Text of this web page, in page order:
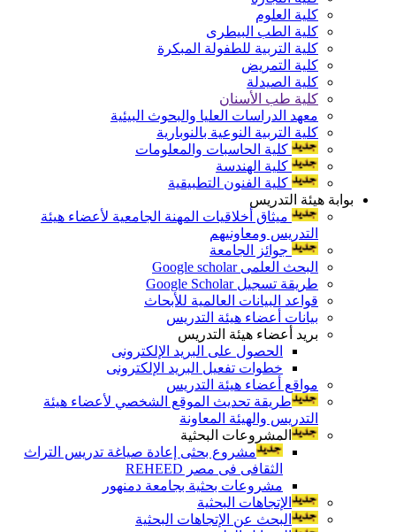
كلية العلوم
كلية الطب البيطرى
كلية التربية للطفولة المبكرة
كلية التمريض
كلية الصيدلة
كلية طب الأسنان
معهد الدراسات العليا والبحوث البيئية
كلية التربية النوعية بالنوبارية
كلية الحاسبات والمعلومات
كلية الهندسة
كلية الفنون التطبيقية
بوابة هيئة التدريس
ميثاق أخلاقيات المهنة الجامعية لأعضاء هيئة
التدريس ومعاونيهم
جوائز الجامعة
البحث العلمى Google scholar
طريقة تسجيل Google Scholar
قواعد البيانات العالمية للأبحاث
بيانات أعضاء هيئة التدريس
بريد أعضاء هيئة التدريس
الحصول على البريد الإلكترونى
خطوات تفعيل البريد الإلكترونى
مواقع أعضاء هيئة التدريس
طريقة تحديث الموقع الشخصي لأعضاء هيئة
التدريس والهيئة المعاونة
المشروعات البحثية
مشروع بحثى إعادة صياغة تدريس التراث
الثقافى فى مصر REHEED
مشروعات بحثية بجامعة دمنهور
الإتجاهات البحثية
البحث عن الإتجاهات البحثية